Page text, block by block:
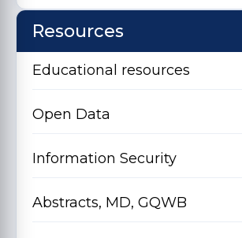
Resources
Educational resources
Open Data
Information Security
Abstracts, MD, GQWB